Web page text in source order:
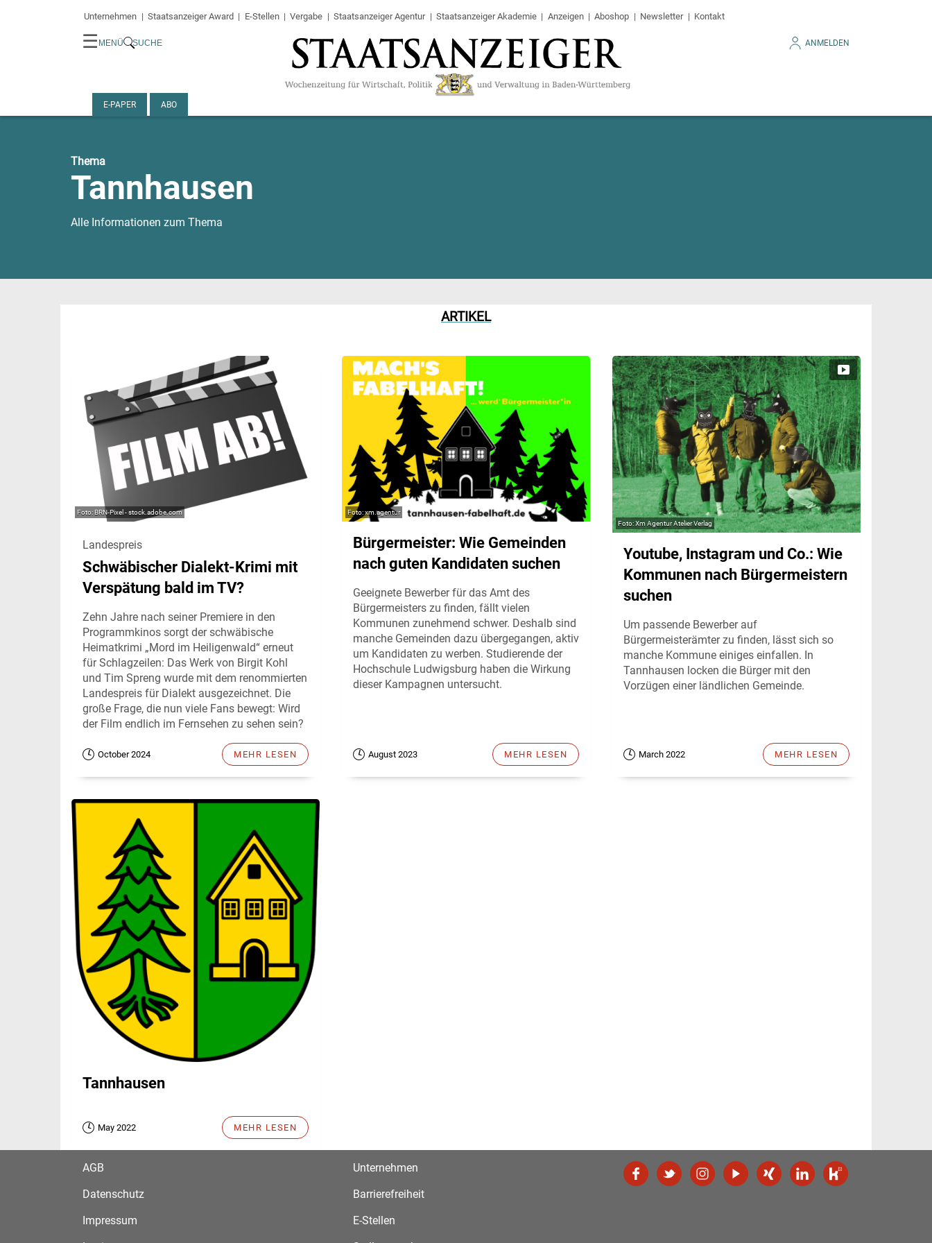
Unternehmen Staatsanzeiger Award E-Stellen Vergabe Staatsanzeiger Agentur Staatsanzeiger Akademie Anzeigen Aboshop Newsletter Kontakt
☰ MENÜ SUCHE ANMELDEN
E-PAPER ABO
Thema
Tannhausen
Alle Informationen zum Thema
ARTIKEL
BRN-Pixel - stock.adobe.com
Landespreis
Schwäbischer Dialekt-Krimi mit
Verspätung bald im TV?
Zehn Jahre nach seiner Premiere in den
Programmkinos sorgt der schwäbische
Heimatkrimi „Mord im Heiligenwald“ erneut
für Schlagzeilen: Das Werk von Birgit Kohl
und Tim Spreng wurde mit dem renommierten
Landespreis für Dialekt ausgezeichnet. Die
große Frage, die nun viele Fans bewegt: Wird
der Film endlich im Fernsehen zu sehen sein?
October 2024 MEHR LESEN
xm.agentur
Bürgermeister: Wie Gemeinden
nach guten Kandidaten suchen
Geeignete Bewerber für das Amt des
Bürgermeisters zu finden, fällt vielen
Kommunen zunehmend schwer. Deshalb sind
manche Gemeinden dazu übergegangen, aktiv
um Kandidaten zu werben. Studierende der
Hochschule Ludwigsburg haben die Wirkung
dieser Kampagnen untersucht.
August 2023 MEHR LESEN
Xm Agentur Atelier Verlag
Youtube, Instagram und Co.: Wie
Kommunen nach Bürgermeistern
suchen
Um passende Bewerber auf
Bürgermeisterämter zu finden, lässt sich so
manche Kommune einiges einfallen. In
Tannhausen locken die Bürger mit den
Vorzügen einer ländlichen Gemeinde.
March 2022 MEHR LESEN
Tannhausen
May 2022 MEHR LESEN
AGB
Datenschutz
Impressum
Unternehmen
Barrierefreiheit
E-Stellen